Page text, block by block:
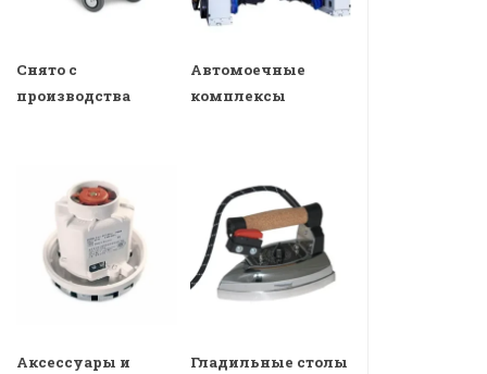
Снято с
производства
Автомоечные
комплексы
Аксессуары и
Гладильные столы